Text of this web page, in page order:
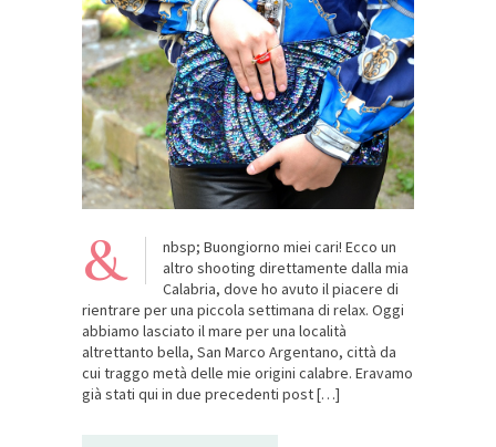
&
nbsp; Buongiorno miei cari! Ecco un
altro shooting direttamente dalla mia
Calabria, dove ho avuto il piacere di
rientrare per una piccola settimana di relax. Oggi
abbiamo lasciato il mare per una località
altrettanto bella, San Marco Argentano, città da
cui traggo metà delle mie origini calabre. Eravamo
già stati qui in due precedenti post […]